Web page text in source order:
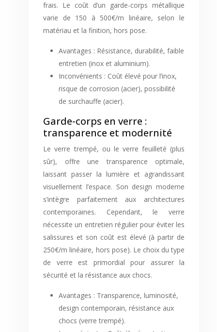
frais. Le coût d’un garde-corps métallique
varie de 150 à 500€/m linéaire, selon le
matériau et la finition, hors pose.
Avantages : Résistance, durabilité, faible
entretien (inox et aluminium).
Inconvénients : Coût élevé pour l’inox,
risque de corrosion (acier), possibilité
de surchauffe (acier).
Garde-corps en verre :
transparence et modernité
Le verre trempé, ou le verre feuilleté (plus
sûr), offre une transparence optimale,
laissant passer la lumière et agrandissant
visuellement l’espace. Son design moderne
s’intègre parfaitement aux architectures
contemporaines. Cependant, le verre
nécessite un entretien régulier pour éviter les
salissures et son coût est élevé (à partir de
250€/m linéaire, hors pose). Le choix du type
de verre est primordial pour assurer la
sécurité et la résistance aux chocs.
Avantages : Transparence, luminosité,
design contemporain, résistance aux
chocs (verre trempé).